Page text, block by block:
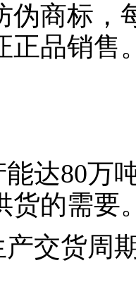
伪商标，
正品销售
达80万
货的需要
交货周